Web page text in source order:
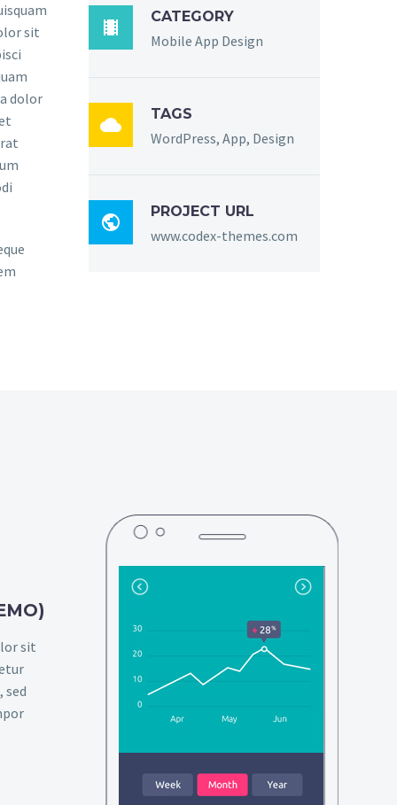
sit
dolor

CATEGORY
Mobile App Design

TAGS
WordPress, App, Design

PROJECT URL
www.codex-themes.com
sit
sed